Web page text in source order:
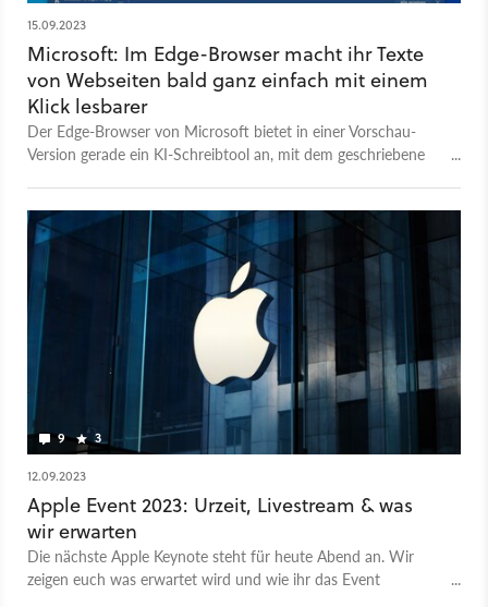
15.09.2023
Microsoft: Im Edge-Browser macht ihr Texte
von Webseiten bald ganz einfach mit einem
Klick lesbarer
Der Edge-Browser von Microsoft bietet in einer Vorschau-
Version gerade ein KI-Schreibtool an, mit dem geschriebene
9 3
12.09.2023
Apple Event 2023: Urzeit, Livestream & was
wir erwarten
Die nächste Apple Keynote steht für heute Abend an. Wir
zeigen euch was erwartet wird und wie ihr das Event